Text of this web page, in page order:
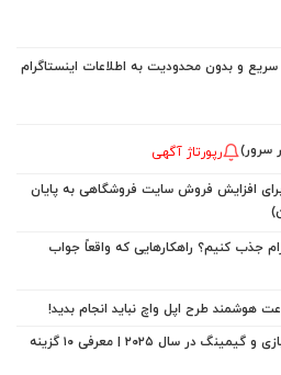
سرور) رپورتاژ آگهی
برای افزایش فروش سایت فروشگاهی به پایان
جذب کنیم؟ راهکارهایی که واقعاً جواب
مناسب‌ترین کارت گرافیک برای بازی و گیمینگ در سال ۲۰۲۵ | معرفی ۱۰ گزینه